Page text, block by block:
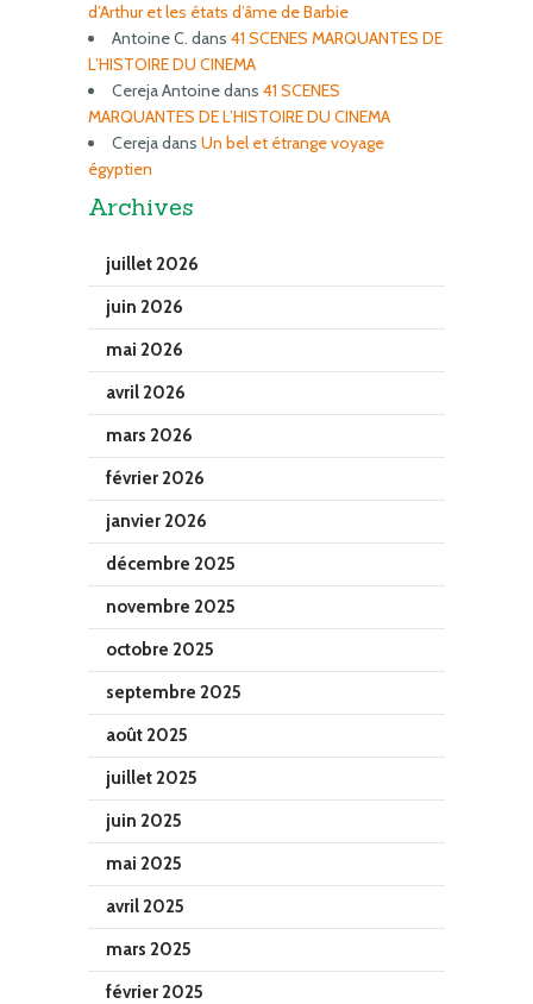
d’Arthur et les états d’âme de Barbie
Antoine C. dans 41 SCENES MARQUANTES DE
L’HISTOIRE DU CINEMA
Cereja Antoinedans 41 SCENES
MARQUANTES DE L’HISTOIRE DU CINEMA
Cerejadans Un bel et étrange voyage
égyptien
Archives
juillet 2026
juin 2026
mai 2026
avril 2026
mars 2026
février 2026
janvier 2026
décembre 2025
novembre 2025
octobre 2025
septembre 2025
août 2025
juillet 2025
juin 2025
mai 2025
avril 2025
mars 2025
février 2025